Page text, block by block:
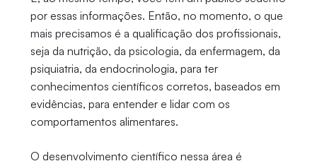
por essas informações. Então, no momento, o que
mais precisamos é a qualificação dos profissionais,
seja da nutrição, da psicologia, da enfermagem, da
psiquiatria, da endocrinologia, para ter
conhecimentos científicos corretos, baseados em
evidências, para entender e lidar com os
comportamentos alimentares.
O desenvolvimento científico nessa área é